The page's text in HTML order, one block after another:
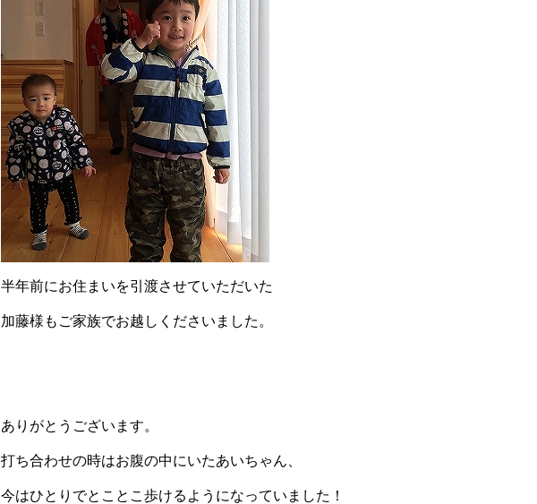
半年前にお住まいを引渡させていただいた
加藤様もご家族でお越しくださいました。
ありがとうございます。
打ち合わせの時はお腹の中にいたあいちゃん、
今はひとりでとことこ歩けるようになっていました！